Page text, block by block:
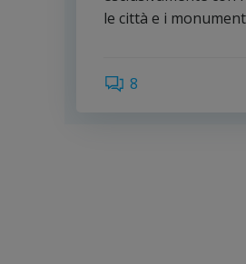
le città e i
8